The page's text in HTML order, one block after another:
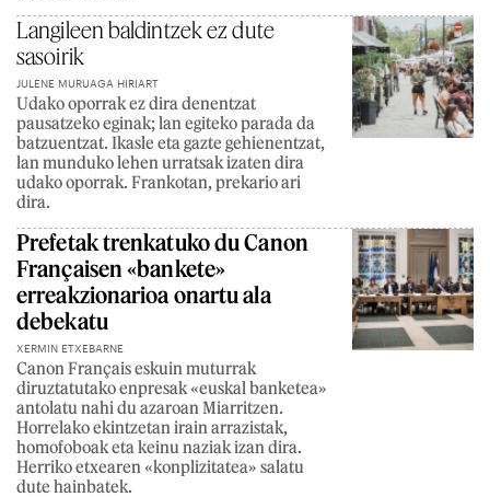
Langileen baldintzek ez dute
sasoirik
JULENE MURUAGA HIRIART
Udako oporrak ez dira denentzat
pausatzeko eginak; lan egiteko parada da
batzuentzat. Ikasle eta gazte gehienentzat,
lan munduko lehen urratsak izaten dira
udako oporrak. Frankotan, prekario ari
dira.
Prefetak trenkatuko du Canon
Françaisen «bankete»
erreakzionarioa onartu ala
debekatu
XERMIN ETXEBARNE
Canon Français eskuin muturrak
diruztatutako enpresak «euskal banketea»
antolatu nahi du azaroan Miarritzen.
Horrelako ekintzetan irain arrazistak,
homofoboak eta keinu naziak izan dira.
Herriko etxearen «konplizitatea» salatu
dute hainbatek.